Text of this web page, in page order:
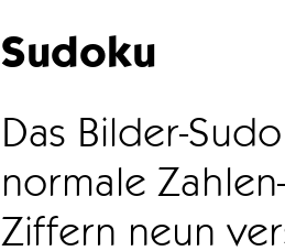
Sudoku
Das Bilder-
normale
Ziffern neun